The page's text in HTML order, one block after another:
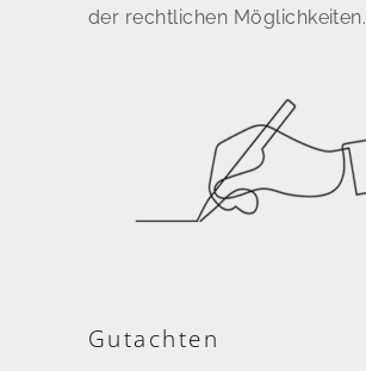
der rechtlichen Möglichkeiten.
Gutachten